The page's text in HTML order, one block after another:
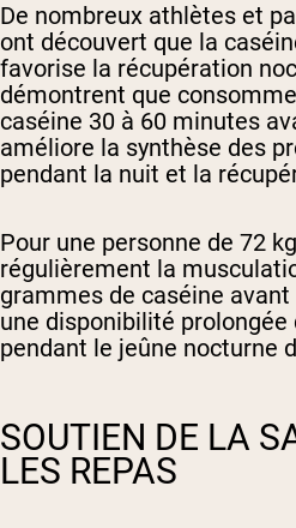
De nombreux athlètes et
ont découvert que la
favorise la récupération
démontrent que
caséine 30 à 60 minutes
améliore la synthèse des
pendant la nuit et la
Pour une personne de 72
régulièrement la
grammes de caséine
une disponibilité
pendant le jeûne nocturne
SOUTIEN DE LA
LES REPAS